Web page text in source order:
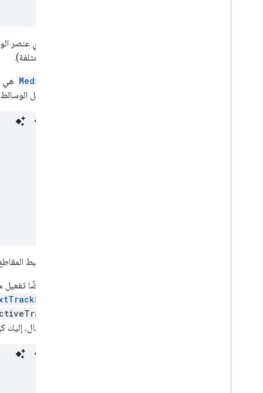
قد يحتوي عنصر
(بلغات مختلفة).
MediaInfo هي
قبل تحميل
يمكنك ضبط
يمكنك أيضًا
سبيل المثال، إليك